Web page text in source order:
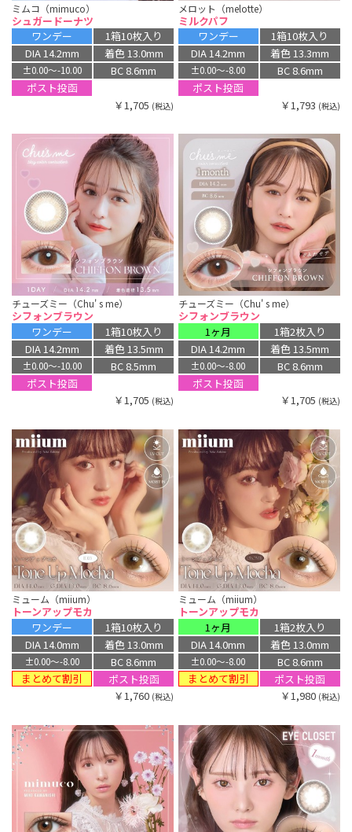
ミムコ（mimuco）
シュガードーナツ
ワンデー
1箱10枚入り
DIA 14.2mm
着色 13.0mm
±0.00〜-10.00
BC 8.6mm
ポスト投函
￥1,705 (税込)
メロット（melotte）
ミルクパフ
ワンデー
1箱10枚入り
DIA 14.2mm
着色 13.3mm
±0.00〜-8.00
BC 8.6mm
ポスト投函
￥1,793 (税込)
チューズミー（Chu' s me）
シフォンブラウン
ワンデー
1箱10枚入り
DIA 14.2mm
着色 13.5mm
±0.00〜-10.00
BC 8.5mm
ポスト投函
￥1,705 (税込)
チューズミー（Chu' s me）
シフォンブラウン
1ヶ月
1箱2枚入り
DIA 14.2mm
着色 13.5mm
±0.00〜-8.00
BC 8.6mm
ポスト投函
￥1,705 (税込)
ミューム（miium）
トーンアップモカ
ワンデー
1箱10枚入り
DIA 14.0mm
着色 13.0mm
±0.00〜-8.00
BC 8.6mm
まとめて割引
ポスト投函
￥1,760 (税込)
ミューム（miium）
トーンアップモカ
1ヶ月
1箱2枚入り
DIA 14.0mm
着色 13.0mm
±0.00〜-8.00
BC 8.6mm
まとめて割引
ポスト投函
￥1,980 (税込)